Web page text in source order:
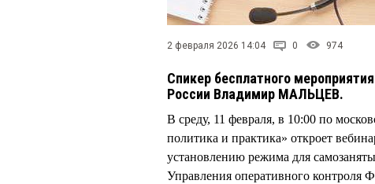
2 февраля 2026 14:04 0 974
Спикер бесплатного
России Владимир МАЛЬЦЕВ.
В среду, 11 февраля, в 10:00 по
политика и практика» откроет
установлению режима для
Управления оперативного